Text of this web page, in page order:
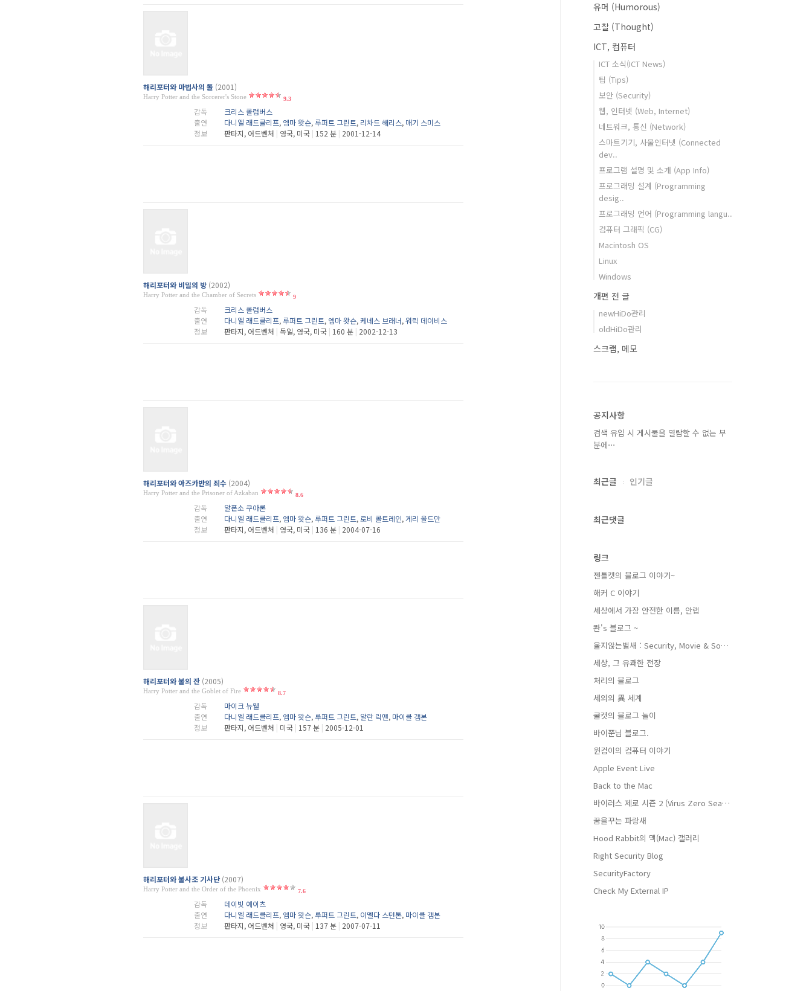
해리포터와 마법사의 돌 (2001)
Harry Potter and the Sorcerer's Stone 9.3
감독
크리스 콜럼버스
출연
다니엘 래드클리프, 엠마 왓슨,루퍼트 그린트, 리차드 해리스, 매기 스미스
정보
판타지, 어드벤처 | 영국, 미국 | 152 분 | 2001-12-14
해리포터와 비밀의 방 (2002)
Harry Potter and the Chamber of Secrets 9
감독
크리스 콜럼버스
출연
다니엘 래드클리프,루퍼트 그린트, 엠마 왓슨,케네스 브래너,워릭 데이비스
정보
판타지, 어드벤처 | 독일, 영국, 미국 | 160 분 | 2002-12-13
해리포터와 아즈카반의 죄수 (2004)
Harry Potter and the Prisoner of Azkaban 8.6
감독
알폰소 쿠아론
출연
다니엘 래드클리프, 엠마 왓슨,루퍼트 그린트,로비 콜트레인,게리 올드만
정보
판타지, 어드벤처 | 영국, 미국 | 136 분 | 2004-07-16
해리포터와 불의 잔 (2005)
Harry Potter and the Goblet of Fire 8.7
감독
마이크 뉴웰
출연
다니엘 래드클리프, 엠마 왓슨,루퍼트 그린트, 알란 릭맨, 마이클 갬본
정보
판타지, 어드벤처 | 미국 | 157 분 | 2005-12-01
해리포터와 불사조 기사단 (2007)
Harry Potter and the Order of the Phoenix 7.6
감독
데이빗 예이츠
출연
다니엘 래드클리프, 엠마 왓슨,루퍼트 그린트, 이멜다 스턴톤, 마이클 갬본
정보
판타지, 어드벤처 | 영국, 미국 | 137 분 | 2007-07-11
유머 (Humorous)
고찰 (Thought)
ICT, 컴퓨터
ICT 소식(ICT News)
팁 (Tips)
보안 (Security)
웹, 인터넷 (Web, Internet)
네트워크, 통신 (Network)
스마트기기, 사물인터넷 (Connected
dev..
프로그램 설명 및 소개 (App Info)
프로그래밍 설계 (Programming
desig..
프로그래밍 언어 (Programming langu..
컴퓨터 그래픽 (CG)
Macintosh OS
Linux
Windows
개편 전 글
newHiDo관리
oldHiDo관리
스크랩, 메모
공지사항
검색 유입 시 게시물을 열람할 수 없는 부
분에⋯
최근글 인기글
최근댓글
링크
젠틀캣의 블로그 이야기~
해커 C 이야기
세상에서 가장 안전한 이름, 안랩
콴's 블로그 ~
울지않는벌새 : Security, Movie & Soc…
세상, 그 유쾌한 전장
처리의 블로그
세의의 異 세계
쿨캣의 블로그 놀이
바이쭌님 블로그.
윈컴이의 컴퓨터 이야기
Apple Event Live
Back to the Mac
바이러스 제로 시즌 2 (Virus Zero Seaso…
꿈을꾸는 파랑새
Hood Rabbit의 맥(Mac) 갤러리
Right Security Blog
SecurityFactory
Check My External IP